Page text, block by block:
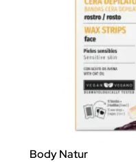
Body Natur